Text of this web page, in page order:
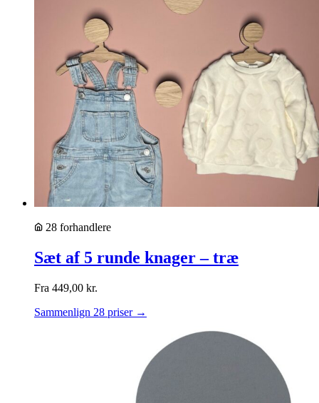
28 forhandlere
Sæt af 5 runde knager – træ
Fra 449,00 kr.
Sammenlign 28 priser →